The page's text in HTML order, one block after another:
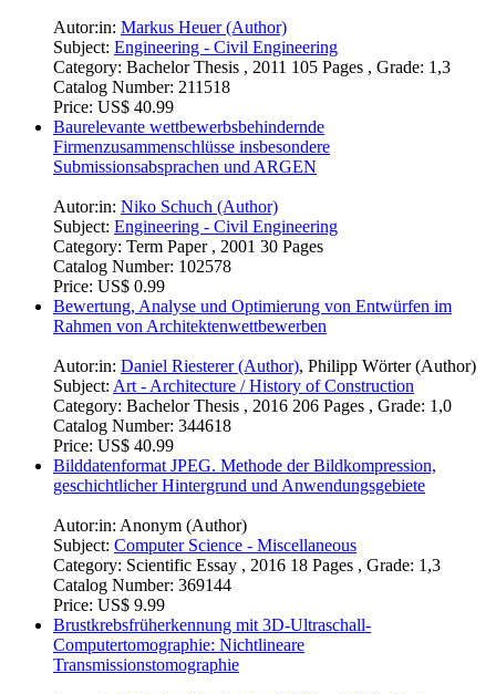
Autor:in: Markus Heuer (Author)
Subject: Engineering - Civil Engineering
Category: Bachelor Thesis , 2011 105 Pages , Grade: 1,3
Catalog Number: 211518
Price: US$ 40.99
Baurelevante wettbewerbsbehindernde
Firmenzusammenschlüsse insbesondere
Submissionsabsprachen und ARGEN
Autor:in: Niko Schuch (Author)
Subject: Engineering - Civil Engineering
Category: Term Paper , 2001 30 Pages
Catalog Number: 102578
Price: US$ 0.99
Bewertung, Analyse und Optimierung von Entwürfen im
Rahmen von Architektenwettbewerben
Autor:in: Daniel Riesterer (Author), Philipp Wörter (Author)
Subject: Art - Architecture / History of Construction
Category: Bachelor Thesis , 2016 206 Pages , Grade: 1,0
Catalog Number: 344618
Price: US$ 40.99
Bilddatenformat JPEG. Methode der Bildkompression,
geschichtlicher Hintergrund und Anwendungsgebiete
Autor:in: Anonym (Author)
Subject: Computer Science - Miscellaneous
Category: Scientific Essay , 2016 18 Pages , Grade: 1,3
Catalog Number: 369144
Price: US$ 9.99
Brustkrebsfrüherkennung mit 3D-Ultraschall-
Computertomographie: Nichtlineare
Transmissionstomographie